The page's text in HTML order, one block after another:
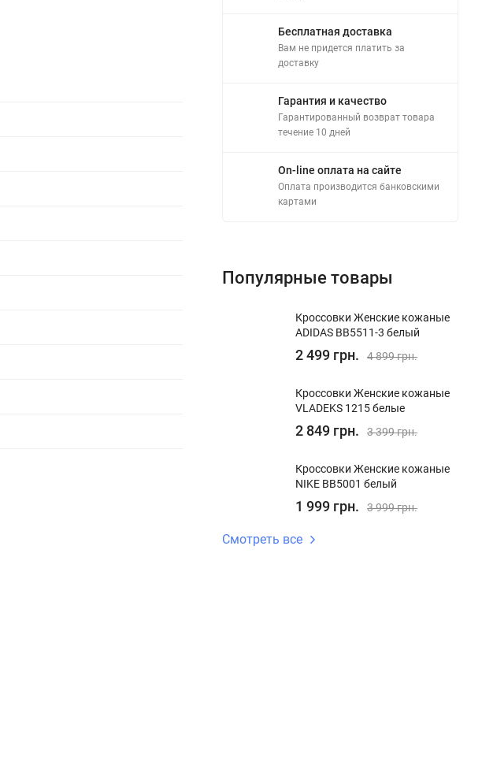
Бесплатная доставка
Вам не придется платить за
доставку
Гарантия и качество
Гарантированный возврат товара
течение 10 дней
On-line оплата на сайте
Оплата производится банковскими
картами
Популярные товары
Кроссовки Женские кожаные
ADIDAS BB5511-3 белый
2 499 грн. 4 899 грн.
Кроссовки Женские кожаные
VLADEKS 1215 белые
2 849 грн. 3 399 грн.
Кроссовки Женские кожаные
NIKE BB5001 белый
1 999 грн. 3 999 грн.
Смотреть все